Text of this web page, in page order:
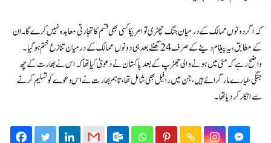
کہ اگر دونوں ممالک کے درمیان جنگ چھڑی تو امریکا کسی بھی قسم کا تجارتی معاہدہ نہیں کرے گا۔ ان
کے مطابق، یہ پیغام دینے کے صرف 24 گھنٹے بعد ہی دونوں ممالک کے درمیان تنازع ختم ہو گیا۔
واضح رہے کہ مئی میں ہونے والی جھڑپ کے بعد پاکستان نے دعویٰ کیا تھا کہ اس نے بھارت کے چھ
جنگی طیارے مار گرائے ہیں، جن میں رافیل بھی شامل تھا، تاہم بھارت نے اس دعوے کو تسلیم کرنے
سے انکار کر دیا تھا۔